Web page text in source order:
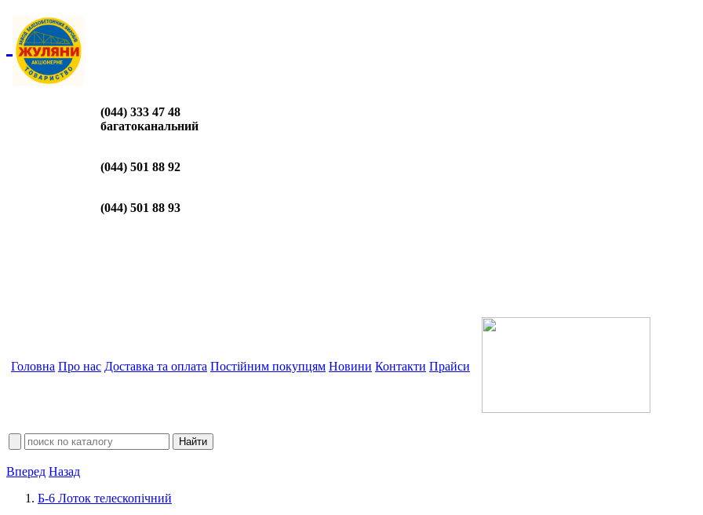
(044) 333 47 48
багатоканальний
(044) 501 88 92
(044) 501 88 93
Головна Про нас Доставка та оплата Постійним покупцям Новини Контакти Прайси
Вперед Назад
Б-6 Лоток телескопічний